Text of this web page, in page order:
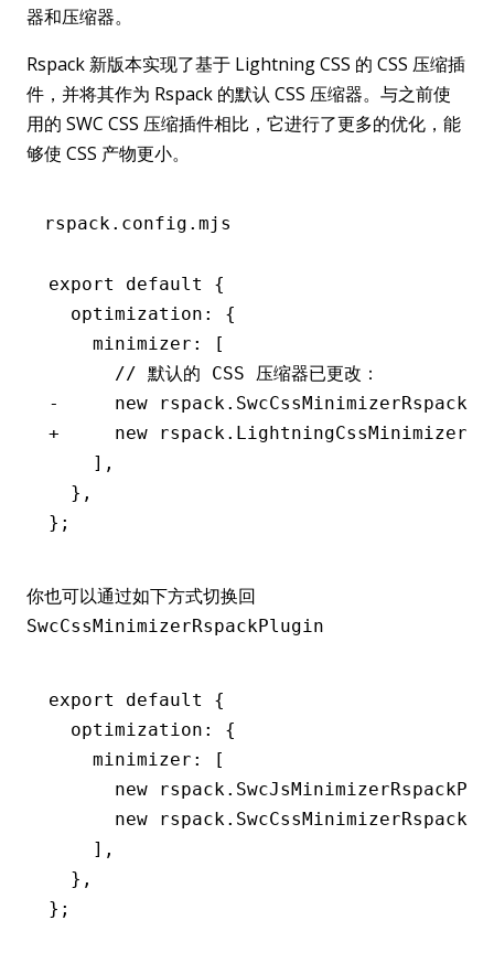
器和压缩器。
Rspack 新版本实现了基于 Lightning CSS 的 CSS 压缩插
件，并将其作为 Rspack 的默认 CSS 压缩器。与之前使
用的 SWC CSS 压缩插件相比，它进行了更多的优化，能
够使 CSS 产物更小。
rspack.config.mjs
export default {
  optimization: {
    minimizer: [
      // 默认的 CSS 压缩器已更改：
-     new
+     new
    ],
  },
};
你也可以通过如下方式切换回
SwcCssMinimizerRspackPlugin
export default
{
  optimization
:
{
    minimizer
:
[
      new
rspack
      new
rspack
    ]
,
  }
,
};